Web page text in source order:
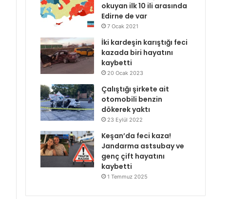
okuyan ilk 10 ili arasında
Edirne de var
7 Ocak 2021
İki kardeşin karıştığı feci
kazada biri hayatını
kaybetti
20 Ocak 2023
Çalıştığı şirkete ait
otomobili benzin
dökerek yaktı
23 Eylül 2022
Keşan’da feci kaza!
Jandarma astsubay ve
genç çift hayatını
kaybetti
1 Temmuz 2025